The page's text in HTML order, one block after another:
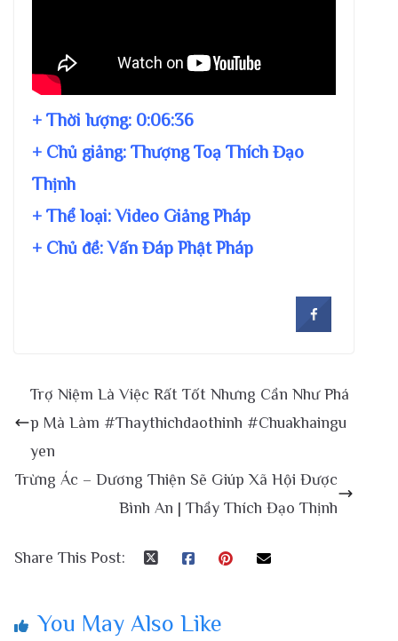
+ Thời lượng: 0:06:36
+ Chủ giảng: Thượng Toạ Thích Đạo
Thịnh
+ Thể loại: Video Giảng Pháp
+ Chủ đề:Vấn Đáp Phật Pháp
Trợ Niệm Là Việc Rất Tốt Nhưng Cần Như Phá
p Mà Làm #Thaythichdaothinh #Chuakhaingu
yen
Trừng Ác – Dương Thiện Sẽ Giúp Xã Hội Được
Bình An | Thầy Thích Đạo Thịnh
Share This Post:
You May Also Like